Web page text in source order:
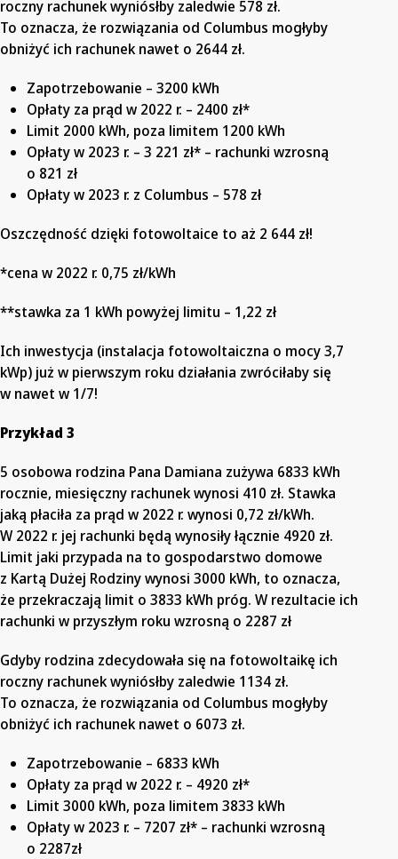
roczny rachunek wyniósłby zaledwie 578 zł.
To oznacza, że rozwiązania od Columbus mogłyby
obniżyć ich rachunek nawet o 2644 zł.
Zapotrzebowanie – 3200 kWh
Opłaty za prąd w 2022 r. – 2400 zł*
Limit 2000 kWh, poza limitem 1200 kWh
Opłaty w 2023 r. – 3 221 zł* – rachunki wzrosną
o 821 zł
Opłaty w 2023 r. z Columbus – 578 zł
Oszczędność dzięki fotowoltaice to aż 2 644 zł!
*cena w 2022 r. 0,75 zł/kWh
**stawka za 1 kWh powyżej limitu – 1,22 zł
Ich inwestycja (instalacja fotowoltaiczna o mocy 3,7
kWp) już w pierwszym roku działania zwróciłaby się
w nawet w 1/7!
Przykład 3
5 osobowa rodzina Pana Damiana zużywa 6833 kWh
rocznie, miesięczny rachunek wynosi 410 zł. Stawka
jaką płaciła za prąd w 2022 r. wynosi 0,72 zł/kWh.
W 2022 r. jej rachunki będą wynosiły łącznie 4920 zł.
Limit jaki przypada na to gospodarstwo domowe
z Kartą Dużej Rodziny wynosi 3000 kWh, to oznacza,
że przekraczają limit o 3833 kWh próg. W rezultacie ich
rachunki w przyszłym roku wzrosną o 2287 zł
Gdyby rodzina zdecydowała się na fotowoltaikę ich
roczny rachunek wyniósłby zaledwie 1134 zł.
To oznacza, że rozwiązania od Columbus mogłyby
obniżyć ich rachunek nawet o 6073 zł.
Zapotrzebowanie – 6833 kWh
Opłaty za prąd w 2022 r. – 4920 zł*
Limit 3000 kWh, poza limitem 3833 kWh
Opłaty w 2023 r. – 7207 zł* – rachunki wzrosną
o 2287zł